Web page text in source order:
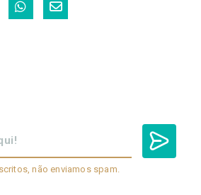
não enviamos spam.